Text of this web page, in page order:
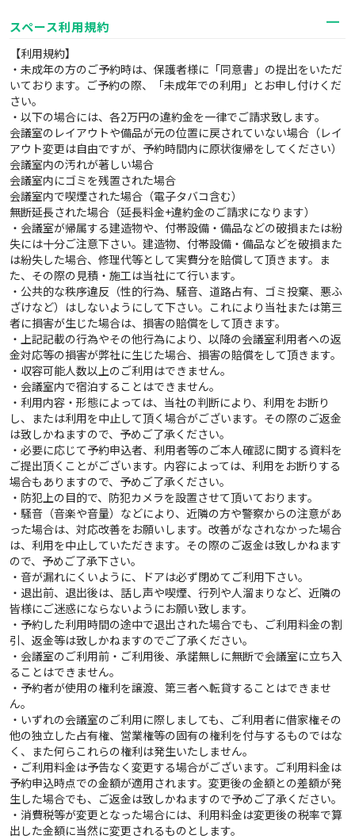
スペース利用規約
【利用規約】
・未成年の方のご予約時は、保護者様に「同意書」の提出をいただ
いております。ご予約の際、「未成年での利用」とお申し付けくだ
さい。
・以下の場合には、各2万円の違約金を一律でご請求致します。
会議室のレイアウトや備品が元の位置に戻されていない場合（レイ
アウト変更は自由ですが、予約時間内に原状復帰をしてください）
会議室内の汚れが著しい場合
会議室内にゴミを残置された場合
会議室内で喫煙された場合（電子タバコ含む）
無断延長された場合（延長料金+違約金のご請求になります）
・会議室が帰属する建造物や、付帯設備・備品などの破損または紛
失には十分ご注意下さい。建造物、付帯設備・備品などを破損また
は紛失した場合、修理代等として実費分を賠償して頂きます。ま
た、その際の見積・施工は当社にて行います。
・公共的な秩序違反（性的行為、騒音、道路占有、ゴミ投棄、悪ふ
ざけなど）はしないようにして下さい。これにより当社または第三
者に損害が生じた場合は、損害の賠償をして頂きます。
・上記記載の行為やその他行為により、以降の会議室利用者への返
金対応等の損害が弊社に生じた場合、損害の賠償をして頂きます。
・収容可能人数以上のご利用はできません。
・会議室内で宿泊することはできません。
・利用内容・形態によっては、当社の判断により、利用をお断り
し、または利用を中止して頂く場合がございます。その際のご返金
は致しかねますので、予めご了承ください。
・必要に応じて予約申込者、利用者等のご本人確認に関する資料を
ご提出頂くことがございます。内容によっては、利用をお断りする
場合もありますので、予めご了承ください。
・防犯上の目的で、防犯カメラを設置させて頂いております。
・騒音（音楽や音量）などにより、近隣の方や警察からの注意があ
った場合は、対応改善をお願いします。改善がなされなかった場合
は、利用を中止していただきます。その際のご返金は致しかねます
ので、予めご了承下さい。
・音が漏れにくいように、ドアは必ず閉めてご利用下さい。
・退出前、退出後は、話し声や喫煙、行列や人溜まりなど、近隣の
皆様にご迷惑にならないようにお願い致します。
・予約した利用時間の途中で退出された場合でも、ご利用料金の割
引、返金等は致しかねますのでご了承ください。
・会議室のご利用前・ご利用後、承諾無しに無断で会議室に立ち入
ることはできません。
・予約者が使用の権利を譲渡、第三者へ転貸することはできませ
ん。
・いずれの会議室のご利用に際しましても、ご利用者に借家権その
他の独立した占有権、営業権等の固有の権利を付与するものではな
く、また何らこれらの権利は発生いたしません。
・ご利用料金は予告なく変更する場合がございます。ご利用料金は
予約申込時点での金額が適用されます。変更後の金額との差額が発
生した場合でも、ご返金は致しかねますので予めご了承ください。
・消費税等が変更となった場合には、利用料金は変更後の税率で算
出した金額に当然に変更されるものとします。